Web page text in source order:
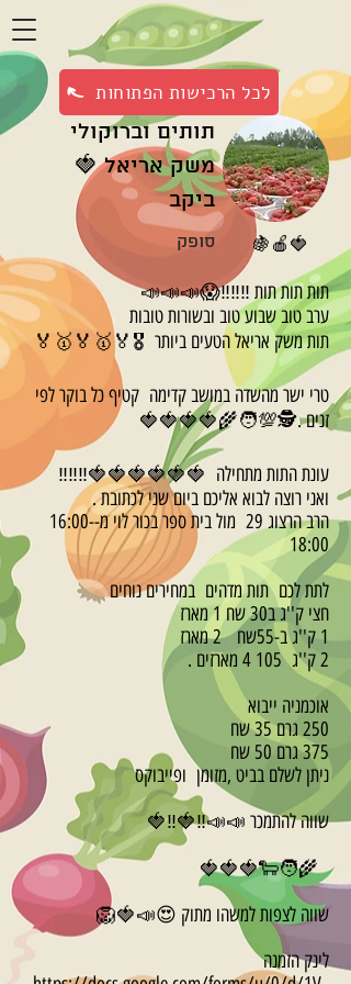
לכל הרכישות הפתוחות
תותים וברוקולי
משק אריאל 🍓
ביקב
🍓🍎🍇 סופק
תות תות תות ‼‼‼😱📣📣📣
ערב טוב שבוע טוב ובשורות טובות
תות משק אריאל הטעים ביותר 🎖🏅🥇🏅🥇🏅
טרי ישר מהשדה במושב קדימה קטיף כל בוקר לפי
זנים .🕵💯🧑‍🌾🍓🍓🍓🍓
עונת התות מתחילה 🍓🍓🍓🍓🍓🍓‼‼‼
ואני רוצה לבוא אליכם ביום שני לכתובת .
הרב הרצוג 29 מול בית ספר בכור לוי מ-16:00-
18:00
לתת לכם תות מדהים במחירים נוחים
חצי ק''ג ב30 שח 1 מארז
1 ק''ג ב-55שח 2 מארז
2 ק''ג 105 4 מארזים .
אוכמניה ייבוא
250 גרם 35 שח
375 גרם 50 שח
ניתן לשלם בביט ,מזומן ופייבוקס
שווה להתמכר 📣📣‼🍓‼🍓
🧑‍🌾🐑🍓🍓🍓
שווה לצפות למשהו מתוק 😍📣🍓🦁
לינק הזמנה